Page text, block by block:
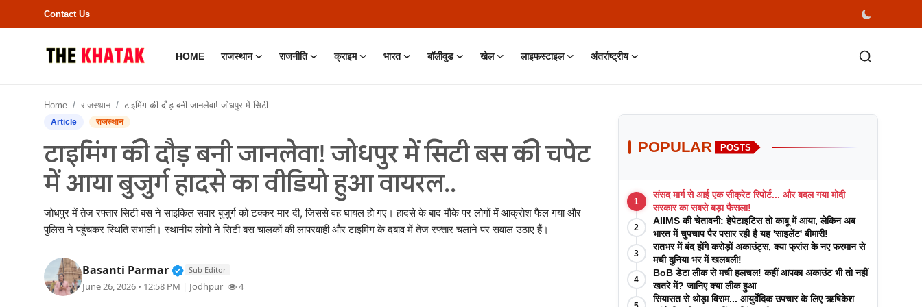
Contact Us
HOME राजस्थान राजनीति क्राइम भारत बॉलीवुड खेल लाइफस्टाइल अंतर्राष्ट्रीय
Contact Us
राजस्थान
राजनीति
बॉलीवुड
Home राजस्थान टाइमिंग की दौड़ बनी जानलेवा! जोधपुर में सिटी बस की चपेट में आया बुजुर्ग हादसे का वीडियो हुआ वायरल..
Article राजस्थान
टाइमिंग की दौड़ बनी जानलेवा! जोधपुर में सिटी बस की चपेट
में आया बुजुर्ग हादसे का वीडियो हुआ वायरल..
जोधपुर में तेज रफ्तार सिटी बस ने साइकिल सवार बुजुर्ग को टक्कर मार दी, जिससे वह घायल हो गए। हादसे के बाद मौके पर लोगों में आक्रोश फैल गया और
पुलिस ने पहुंचकर स्थिति संभाली। स्थानीय लोगों ने सिटी बस चालकों की लापरवाही और टाइमिंग के दबाव में तेज रफ्तार चलाने पर सवाल उठाए हैं।
Basanti Parmar Verified Public Figure • 11 Jun, 2026
Sub Editor
June 26, 2026 • 12:58 PM | Jodhpur 4
POPULAR POSTS
1
संसद मार्ग से आई एक सीक्रेट रिपोर्ट... और बदल गया मोदी
सरकार का सबसे बड़ा फैसला!
2
AIIMS की चेतावनी: हेपेटाइटिस तो काबू में आया, लेकिन अब
भारत में चुपचाप पैर पसार रही है यह 'साइलेंट' बीमारी!
3
रातभर में बंद होंगे करोड़ों अकाउंट्स, क्या फ्रांस के नए फरमान से
मची दुनिया भर में खलबली!
4
BoB डेटा लीक से मची हलचल! कहीं आपका अकाउंट भी तो नहीं
खतरे में? जानिए क्या लीक हुआ
सियासत से थोड़ा विराम... आयुर्वेदिक उपचार के लिए ऋषिकेश